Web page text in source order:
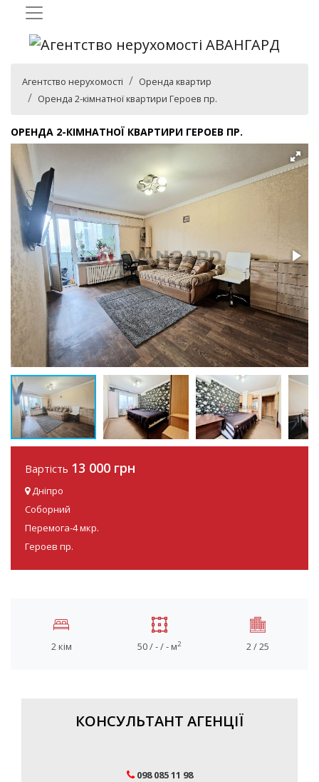
Агентство нерухомості
Оренда квартир
Оренда 2-кімнатної квартири Героев пр.
ОРЕНДА 2-КІМНАТНОЇ КВАРТИРИ ГЕРОЕВ ПР.
Вартість 13 000 грн
Дніпро
Соборний
Перемога-4 мкр.
Героев пр.
2 кім 50 / - / - м2 2 / 25
КОНСУЛЬТАНТ АГЕНЦІЇ
098 085 11 98